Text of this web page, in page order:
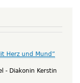
Herz und Mund”
Diakonin Kerstin